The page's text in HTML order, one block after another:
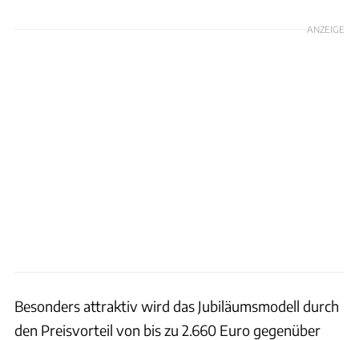
ANZEIGE
Besonders attraktiv wird das Jubiläumsmodell durch
den Preisvorteil von bis zu 2.660 Euro gegenüber